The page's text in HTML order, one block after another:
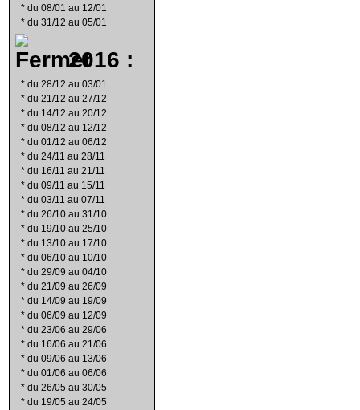
* du 08/01 au 12/01
* du 31/12 au 05/01
2016 :
* du 28/12 au 03/01
* du 21/12 au 27/12
* du 14/12 au 20/12
* du 08/12 au 12/12
* du 01/12 au 06/12
* du 24/11 au 28/11
* du 16/11 au 21/11
* du 09/11 au 15/11
* du 03/11 au 07/11
* du 26/10 au 31/10
* du 19/10 au 25/10
* du 13/10 au 17/10
* du 06/10 au 10/10
* du 29/09 au 04/10
* du 21/09 au 26/09
* du 14/09 au 19/09
* du 06/09 au 12/09
* du 23/06 au 29/06
* du 16/06 au 21/06
* du 09/06 au 13/06
* du 01/06 au 06/06
* du 26/05 au 30/05
* du 19/05 au 24/05